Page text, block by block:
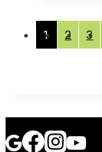
1 2 3